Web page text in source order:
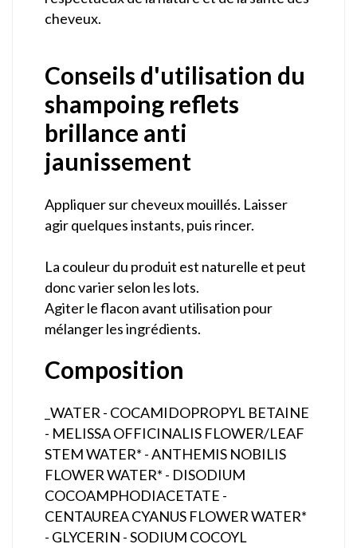
cheveux.
Conseils d'utilisation du
shampoing reflets
brillance anti
jaunissement
Appliquer sur cheveux mouillés. Laisser
agir quelques instants, puis rincer.
La couleur du produit est naturelle et peut
donc varier selon les lots.
Agiter le flacon avant utilisation pour
mélanger les ingrédients.
Composition
_WATER - COCAMIDOPROPYL BETAINE
- MELISSA OFFICINALIS FLOWER/LEAF
STEM WATER* - ANTHEMIS NOBILIS
FLOWER WATER* - DISODIUM
COCOAMPHODIACETATE -
CENTAUREA CYANUS FLOWER WATER*
- GLYCERIN - SODIUM COCOYL